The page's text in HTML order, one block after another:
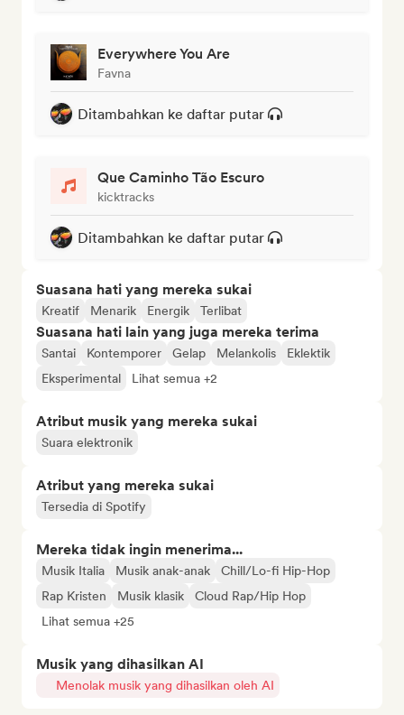
Everywhere You Are
Favna
Ditambahkan ke daftar putar
Que Caminho Tão Escuro
kicktracks
Ditambahkan ke daftar putar
Suasana hati yang mereka sukai
Kreatif Menarik Energik Terlibat
Suasana hati lain yang juga mereka terima
Santai Kontemporer Gelap Melankolis
Eklektik
Eksperimental
Lihat semua +2
Atribut musik yang mereka sukai
Suara elektronik
Atribut yang mereka sukai
Tersedia di Spotify
Mereka tidak ingin menerima...
Musik Italia Musik anak-anak
Chill/Lo-fi Hip-Hop
Rap Kristen
Musik klasik
Cloud Rap/Hip Hop
Lihat semua +25
Musik yang dihasilkan AI
Menolak musik yang dihasilkan oleh AI